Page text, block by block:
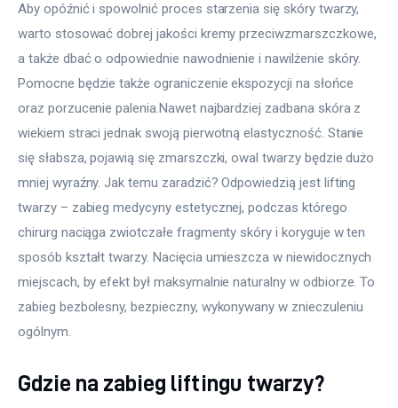
Aby opóźnić i spowolnić proces starzenia się skóry twarzy,
warto stosować dobrej jakości kremy przeciwzmarszczkowe,
a także dbać o odpowiednie nawodnienie i nawilżenie skóry.
Pomocne będzie także ograniczenie ekspozycji na słońce
oraz porzucenie palenia.Nawet najbardziej zadbana skóra z
wiekiem straci jednak swoją pierwotną elastyczność. Stanie
się słabsza, pojawią się zmarszczki, owal twarzy będzie dużo
mniej wyraźny. Jak temu zaradzić? Odpowiedzią jest lifting
twarzy – zabieg medycyny estetycznej, podczas którego
chirurg naciąga zwiotczałe fragmenty skóry i koryguje w ten
sposób kształt twarzy. Nacięcia umieszcza w niewidocznych
miejscach, by efekt był maksymalnie naturalny w odbiorze. To
zabieg bezbolesny, bezpieczny, wykonywany w znieczuleniu
ogólnym.
Gdzie na zabieg liftingu twarzy?